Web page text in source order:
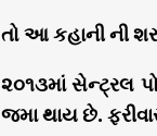
તો આ કહાની ની
૨૦૧૩માં સેન્ટ્રલ
જમા થાય છે.